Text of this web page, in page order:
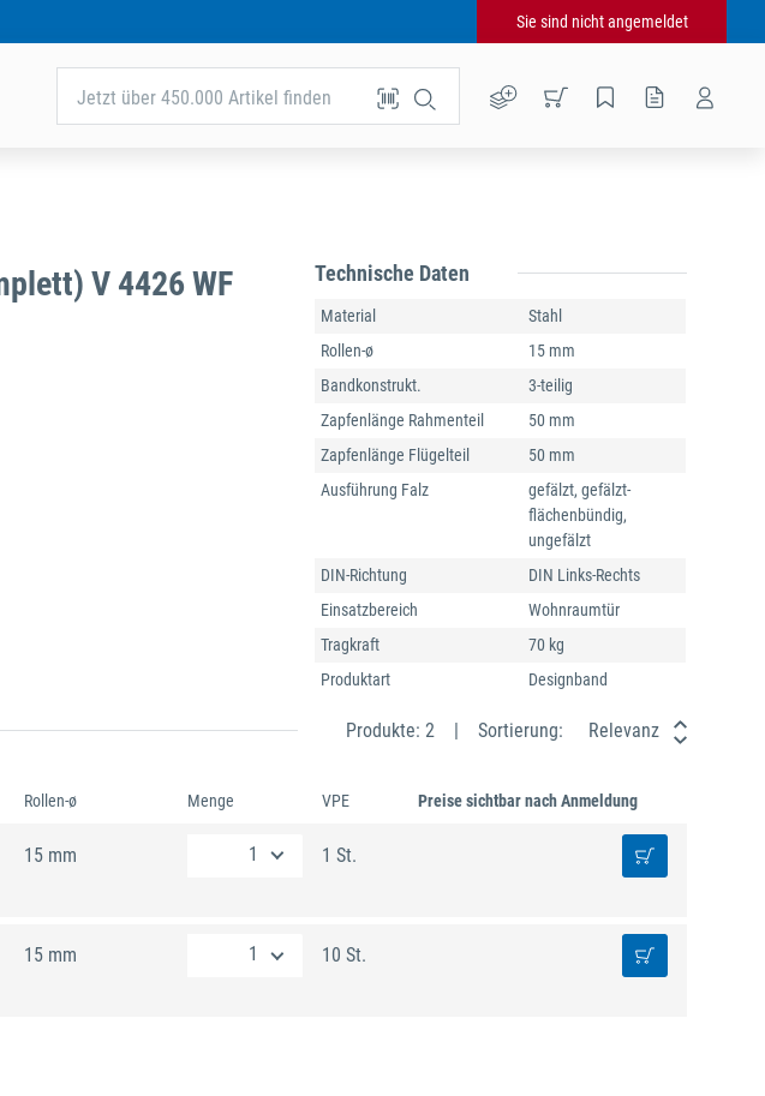
Sie sind nicht angemeldet
Jetzt über 450.000 Artikel finden
V 4426 WF
Technische Daten
Material
Stahl
Rollen-ø
15 mm
Bandkonstrukt.
3-teilig
Zapfenlänge Rahmenteil
50 mm
Zapfenlänge Flügelteil
50 mm
Ausführung Falz
gefälzt, gefälzt-
flächenbündig,
ungefälzt
DIN-Richtung
DIN Links-Rechts
Einsatzbereich
Wohnraumtür
Tragkraft
70 kg
Produktart
Designband
Produkte: 2 Sortierung: Relevanz
Rollen-ø Menge VPE Preise sichtbar nach Anmeldung
15 mm 1 St.
15 mm 10 St.